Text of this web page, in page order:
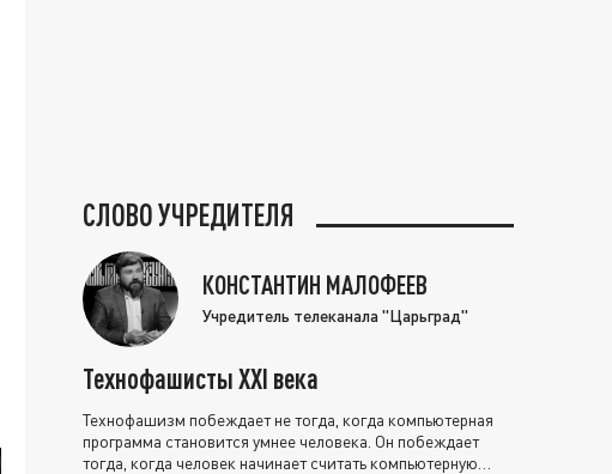
СЛОВО УЧРЕДИТЕЛЯ
КОНСТАНТИН МАЛОФЕЕВ
Учредитель телеканала "Царьград"
Технофашисты XXI века
Технофашизм побеждает не тогда, когда компьютерная
программа становится умнее человека. Он побеждает
тогда, когда человек начинает считать компьютерную